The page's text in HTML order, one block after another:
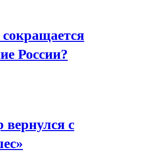
России?
вернулся с